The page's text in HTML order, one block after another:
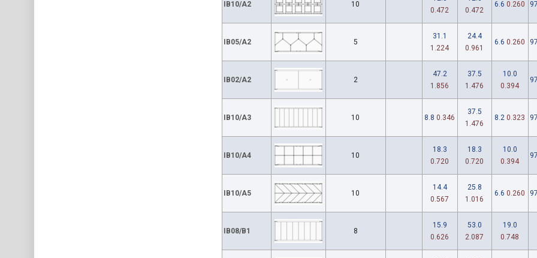
IB10/A2 10
0.472
0.472
6.6 0.260
IB05/A2 5
31.1
1.224
24.4
0.961
6.6 0.260
IB02/A2 2
47.2
1.856
37.5
1.476
10.0
0.394
IB10/A3 10 8.8 0.346
37.5
1.476
8.2 0.323
IB10/A4 10
18.3
0.720
18.3
0.720
10.0
0.394
IB10/A5 10
14.4
0.567
25.8
1.016
6.6 0.260
IB08/B1 8
15.9
0.626
53.0
2.087
19.0
0.748